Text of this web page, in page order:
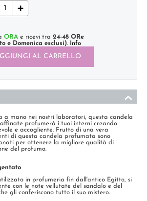
+
ORA e ricevi tra 24-48 ORe
e Domenica esclusi). Info
AL CARRELLO
a mano nei nostri laboratori, questa candela
profumerà i tuoi interni creando
e accogliente. Frutto di una vera
di questa candela profumata sono
per ottenere la migliore qualità di
del profumo.
in profumeria fin dall'antico Egitto, si
con le note vellutate del sandalo e del
gli conferiscono tutto il suo mistero.